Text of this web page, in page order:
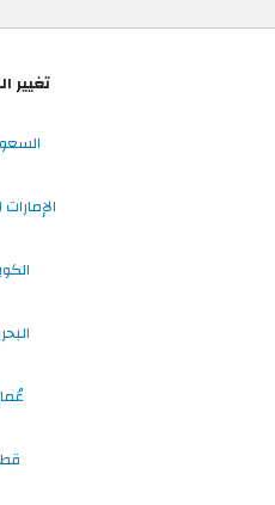
تغيير